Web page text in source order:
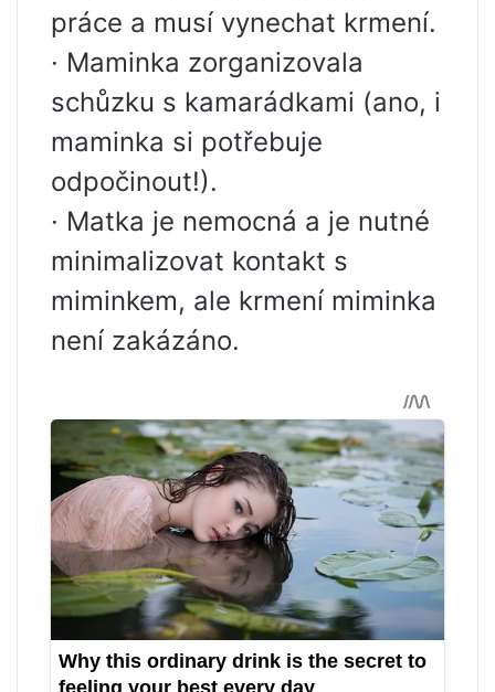
práce a musí vynechat krmení.
· Maminka zorganizovala
schůzku s kamarádkami (ano, i
maminka si potřebuje
odpočinout!).
· Matka je nemocná a je nutné
minimalizovat kontakt s
miminkem, ale krmení miminka
není zakázáno.